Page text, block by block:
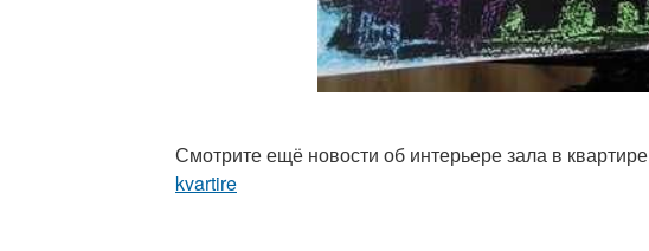
Смотрите ещё новости об интерьере зала в квартире
kvartire